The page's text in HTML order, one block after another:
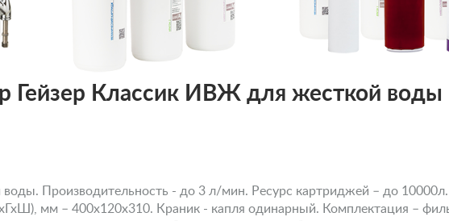
Гейзер Классик ИВЖ для жесткой воды
Производительность - до 3 л/мин. Ресурс картриджей – до 10000л.
мм – 400x120х310. Краник - капля одинарный. Комплектация –